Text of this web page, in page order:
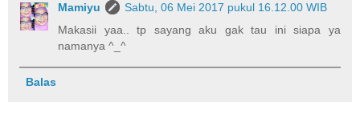
Mamiyu
Sabtu, 06 Mei 2017 pukul 16.12.00 WIB
Makasii yaa.. tp sayang aku gak tau ini siapa ya
namanya ^_^
Balas